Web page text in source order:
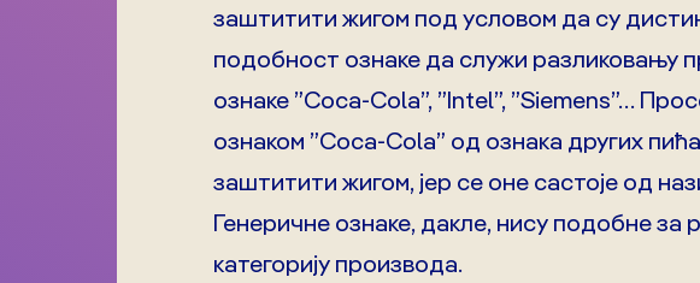
заштитити жигом под условом да су
подобност ознаке да служи разликовању
ознаке ”Coca-Cola”, ”Intel”, ”Siemens”…
ознаком ”Coca-Cola” од ознака других
заштитити жигом, јер се оне састоје од
Генеричне ознаке, дакле, нису подобне за
категорију производа.